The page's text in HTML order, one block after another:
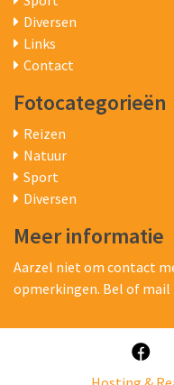
Diversen
Links
Contact
Fotocategorieën
Reizen
Natuur
Sport
Diversen
Meer informatie
Aarzel niet om contact
opmerkingen. Bel of